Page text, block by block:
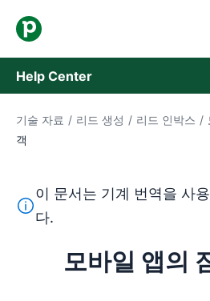
Help Center
기술 자료
지원 팀 문의
기술 자료 / 리드 생성 / 리드 인박스 /
객
이 텍스트는 기계 번역 도구를
이 문서는 기계 번역을 사
다.
모바일 앱의